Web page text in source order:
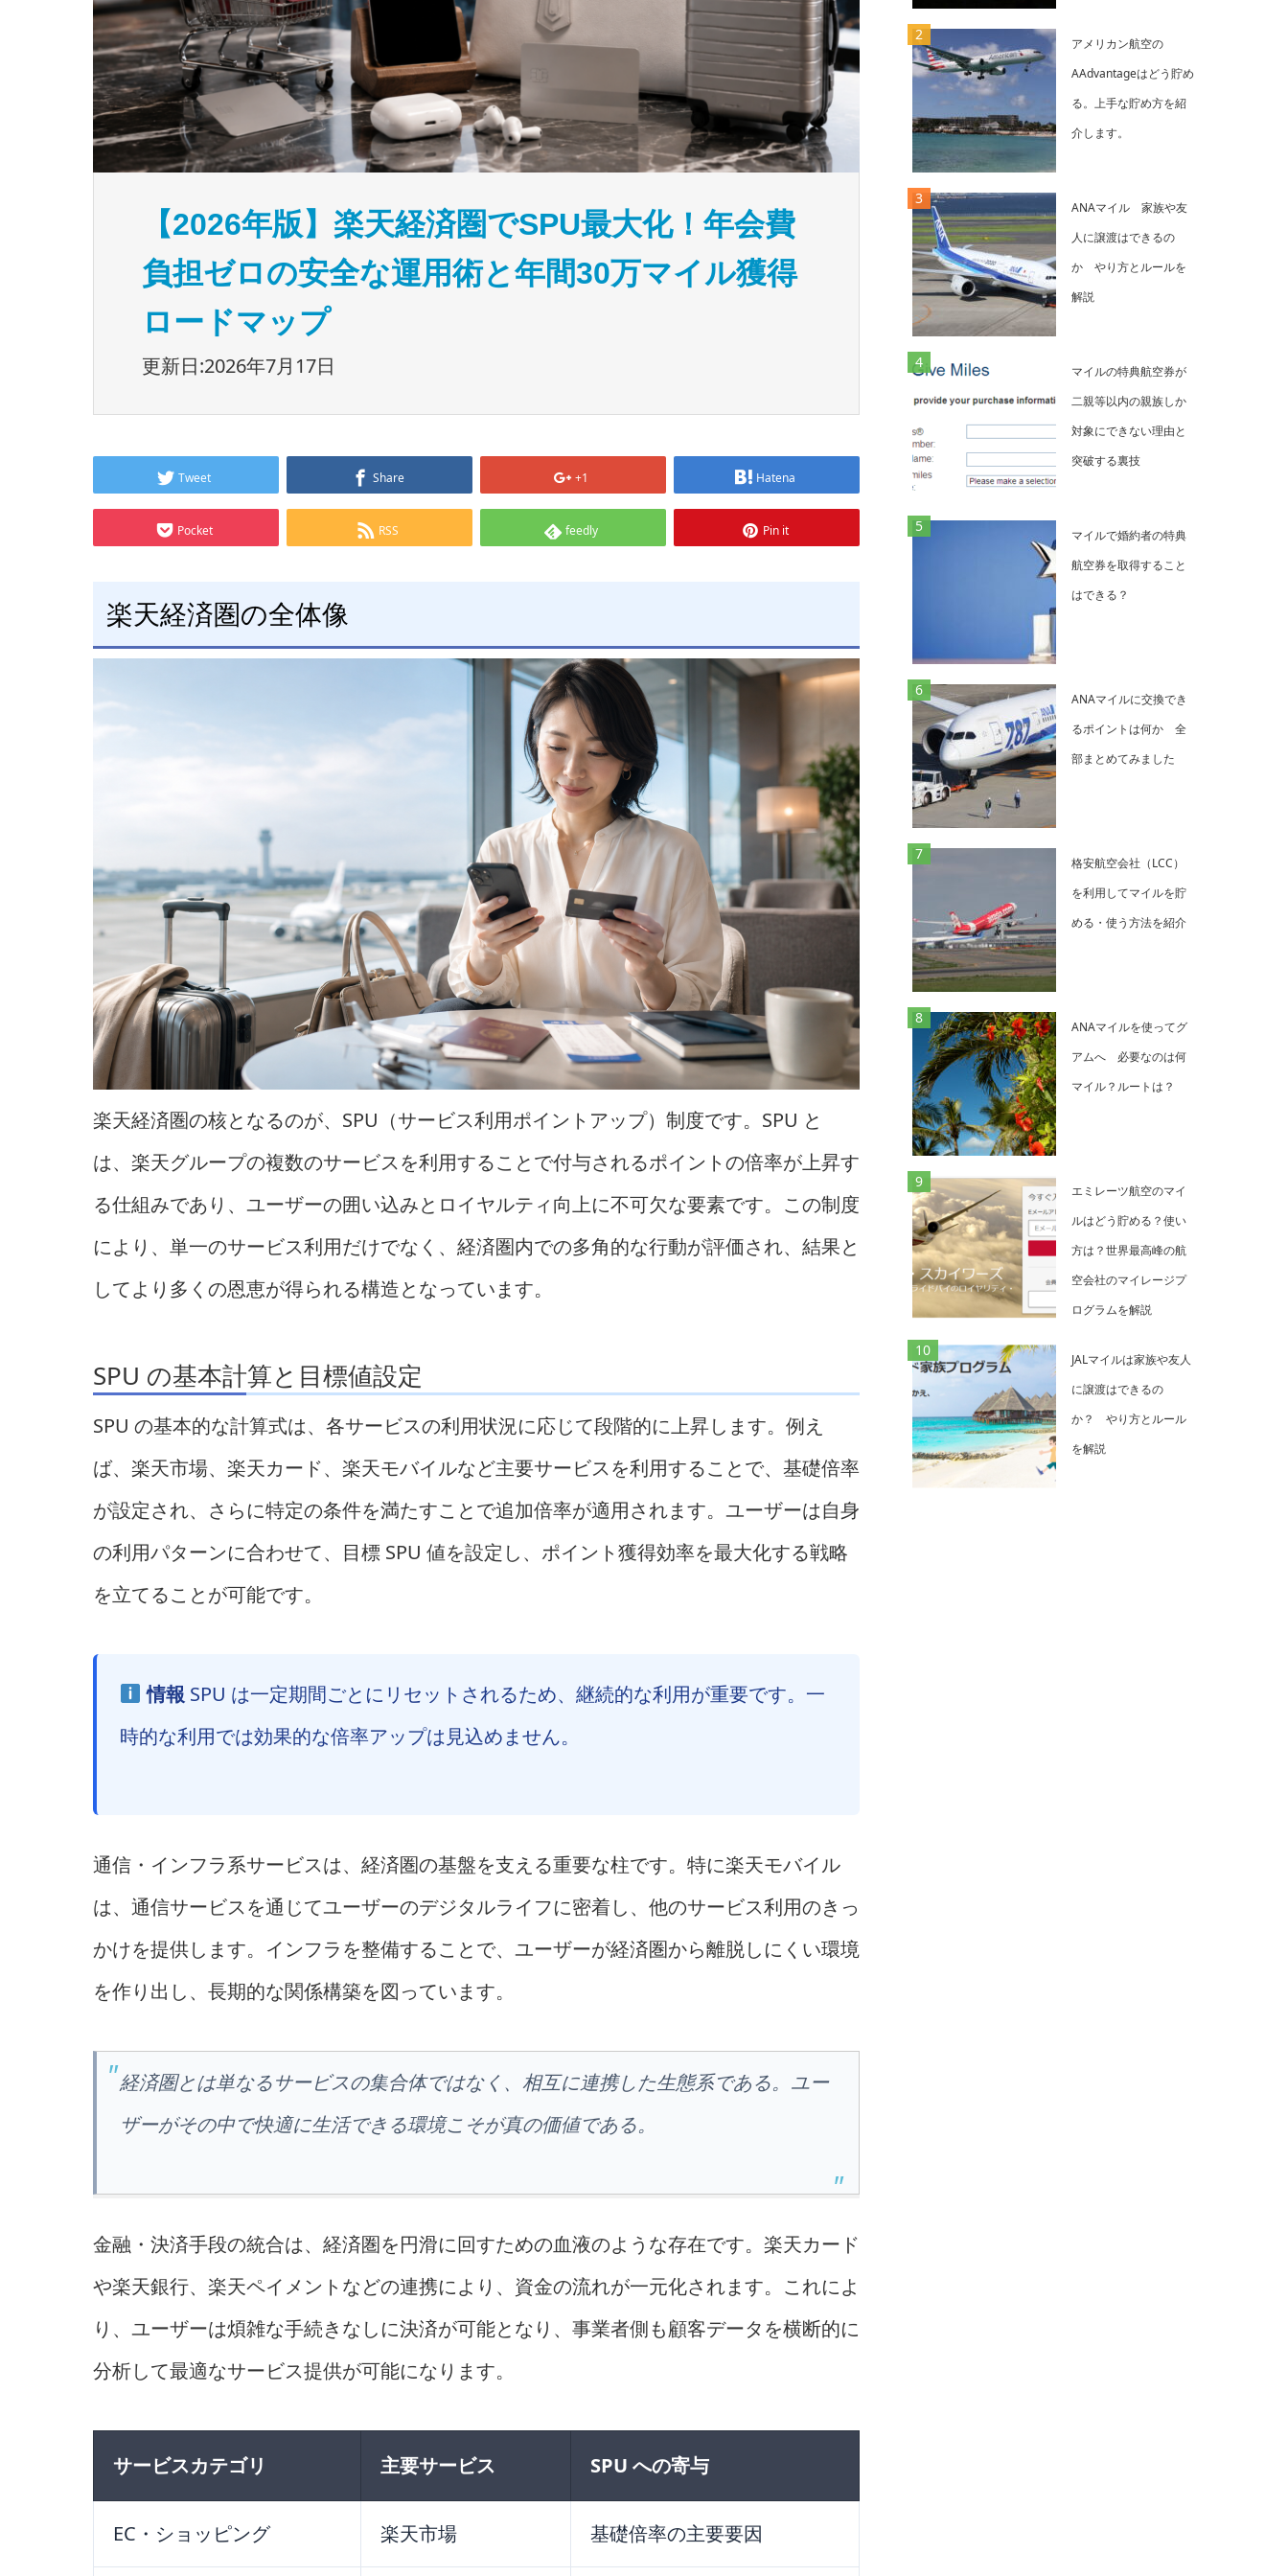
【2026年版】楽天経済圏でSPU最大化！年会費
負担ゼロの安全な運用術と年間30万マイル獲得
ロードマップ
更新日:2026年7月17日
Tweet Share +1 Hatena
Pocket RSS feedly Pin it
楽天経済圏の全体像
楽天経済圏の核となるのが、SPU（サービス利用ポイントアップ）制度です。SPU と
は、楽天グループの複数のサービスを利用することで付与されるポイントの倍率が上昇す
る仕組みであり、ユーザーの囲い込みとロイヤルティ向上に不可欠な要素です。この制度
により、単一のサービス利用だけでなく、経済圏内での多角的な行動が評価され、結果と
してより多くの恩恵が得られる構造となっています。
SPU の基本計算と目標値設定
SPU の基本的な計算式は、各サービスの利用状況に応じて段階的に上昇します。例え
ば、楽天市場、楽天カード、楽天モバイルなど主要サービスを利用することで、基礎倍率
が設定され、さらに特定の条件を満たすことで追加倍率が適用されます。ユーザーは自身
の利用パターンに合わせて、目標 SPU 値を設定し、ポイント獲得効率を最大化する戦略
を立てることが可能です。
情報 SPU は一定期間ごとにリセットされるため、継続的な利用が重要です。一
時的な利用では効果的な倍率アップは見込めません。
通信・インフラ系サービスは、経済圏の基盤を支える重要な柱です。特に楽天モバイル
は、通信サービスを通じてユーザーのデジタルライフに密着し、他のサービス利用のきっ
かけを提供します。インフラを整備することで、ユーザーが経済圏から離脱しにくい環境
を作り出し、長期的な関係構築を図っています。
経済圏とは単なるサービスの集合体ではなく、相互に連携した生態系である。ユー
ザーがその中で快適に生活できる環境こそが真の価値である。
金融・決済手段の統合は、経済圏を円滑に回すための血液のような存在です。楽天カード
や楽天銀行、楽天ペイメントなどの連携により、資金の流れが一元化されます。これによ
り、ユーザーは煩雑な手続きなしに決済が可能となり、事業者側も顧客データを横断的に
分析して最適なサービス提供が可能になります。
サービスカテゴリ 主要サービス SPU への寄与
EC・ショッピング 楽天市場 基礎倍率の主要要因
アメリカン航空の
AAdvantageはどう貯め
る。上手な貯め方を紹
介します。
ANAマイル 家族や友
人に譲渡はできるの
か やり方とルールを
解説
マイルの特典航空券が
二親等以内の親族しか
対象にできない理由と
突破する裏技
マイルで婚約者の特典
航空券を取得すること
はできる？
ANAマイルに交換でき
るポイントは何か 全
部まとめてみました
格安航空会社（LCC）
を利用してマイルを貯
める・使う方法を紹介
ANAマイルを使ってグ
アムへ 必要なのは何
マイル？ルートは？
エミレーツ航空のマイ
ルはどう貯める？使い
方は？世界最高峰の航
空会社のマイレージプ
ログラムを解説
JALマイルは家族や友人
に譲渡はできるの
か？ やり方とルール
を解説